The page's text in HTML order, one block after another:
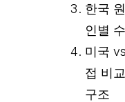
한국
인별
미국
접 비
구조